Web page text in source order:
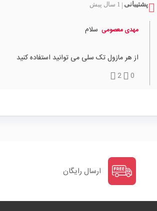
پشتیبانی 1 سال پیش
مهدی معصومی سلام
از هر مازول تک سلی می توانید استفاده کنید
0
2
ارسال رایگان